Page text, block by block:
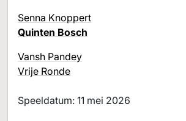
Senna Knoppert
Quinten Bosch
Vansh Pandey
Vrije Ronde
Speeldatum: 11 mei 2026